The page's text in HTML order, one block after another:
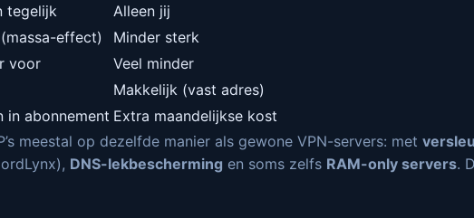
tegelijk
Alleen jij
effect)
Minder sterk
voor
Veel minder
Makkelijk (vast adres)
in abonnement Extra maandelijkse kost
meestal op dezelfde manier als gewone VPN-servers: met
DNS-lekbescherming en soms zelfs RAM-only servers.